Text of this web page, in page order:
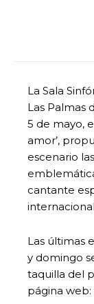
La Sala
Las Palmas
5 de mayo,
amor’,
escenario
cantante
Las últimas
y domingo
taquilla del
página